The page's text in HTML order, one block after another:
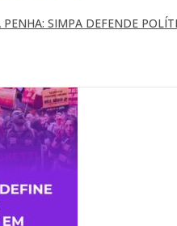
SIMPA DEFENDE